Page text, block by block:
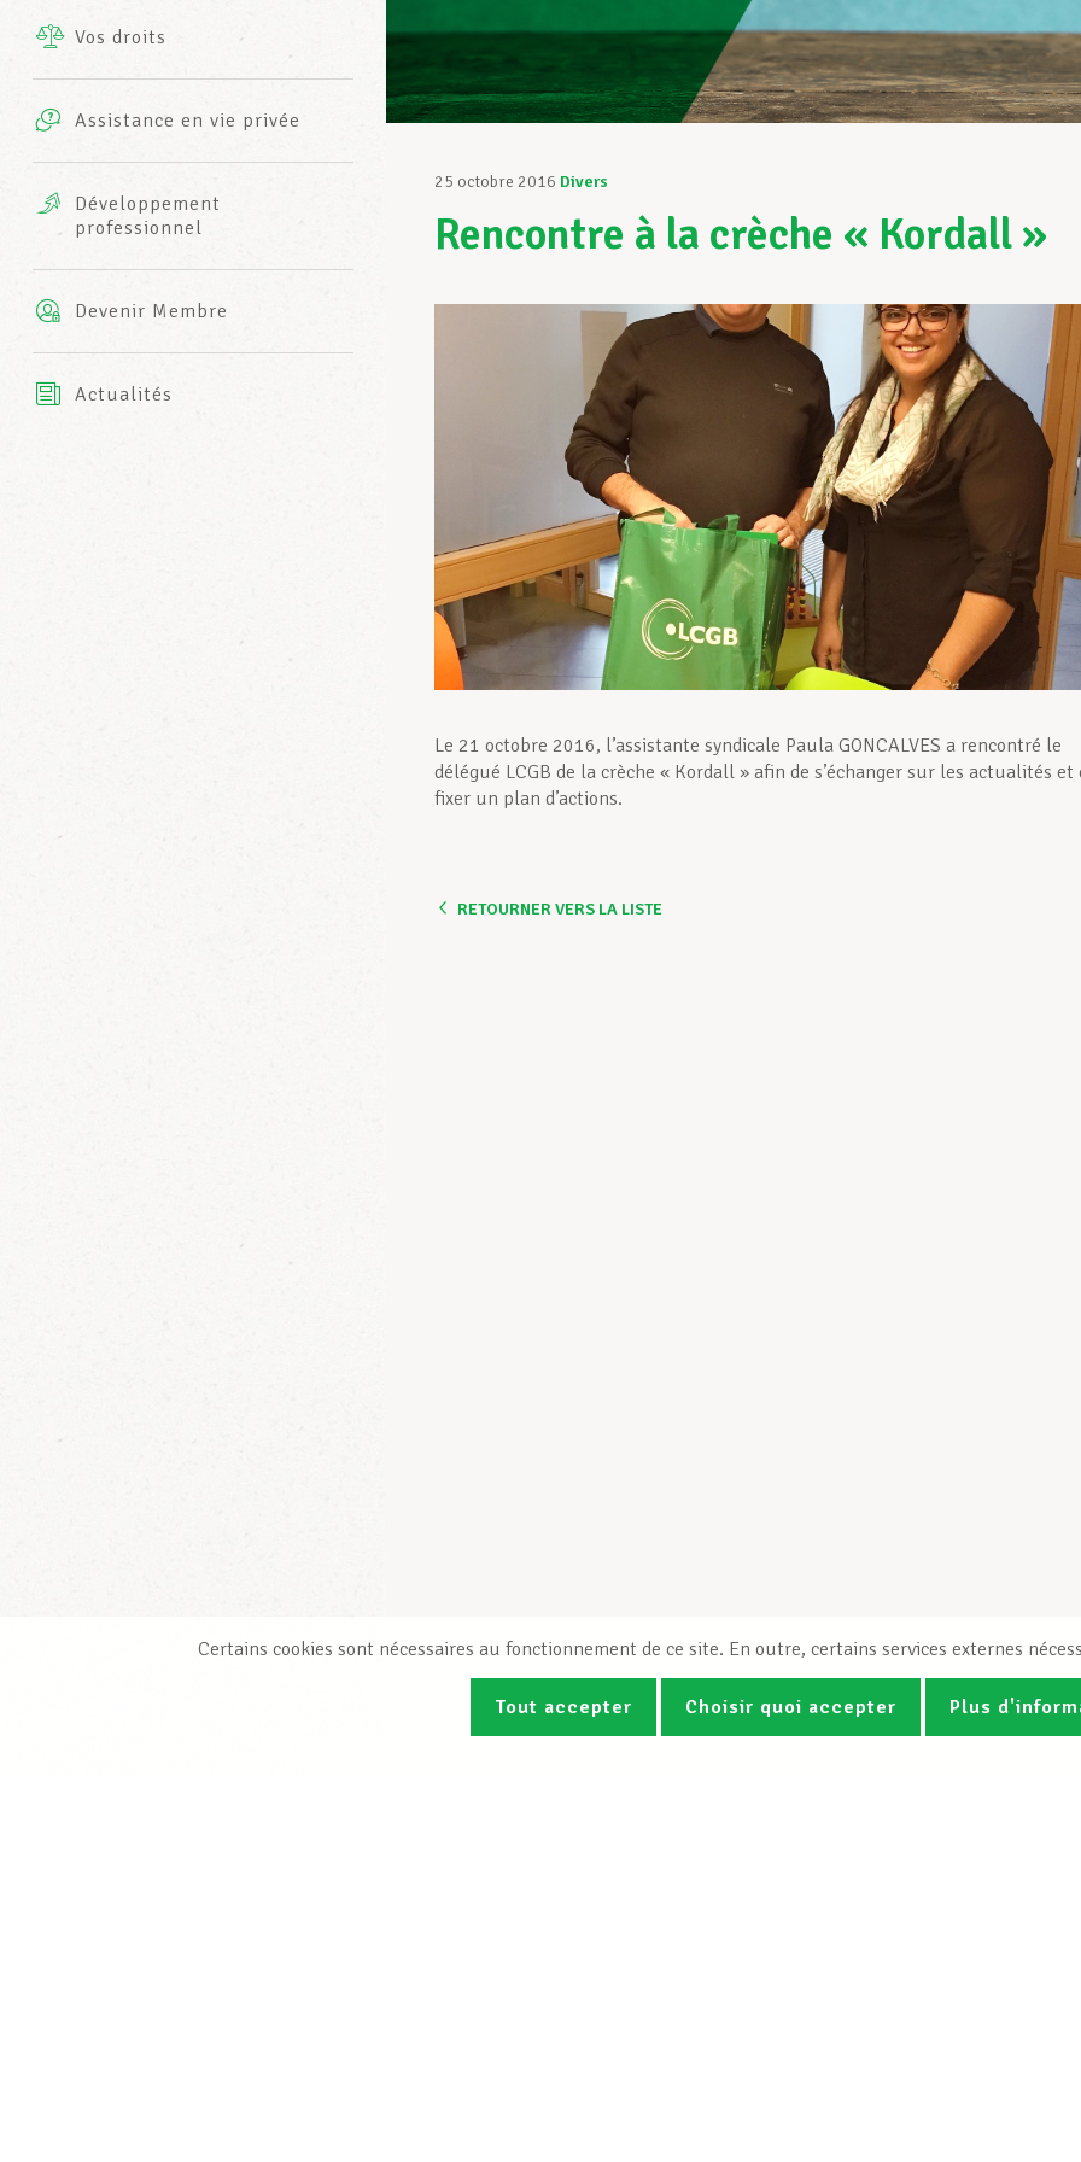
INFO-CENTER
Vos droits
Assistance en vie privée
complémentaires
AXA
Développement
professionnel
Devenir Membre
Actualités
25 octobre 2016 Divers
Rencontre à la crèche « Kordall »
Le 21 octobre 2016, l’assistante syndicale Paula GONCALVES a rencontré le
délégué LCGB de la crèche « Kordall » afin de s’échanger sur les actualités et
fixer un plan d’actions.
RETOURNER VERS LA LISTE
Certains cookies sont nécessaires au fonctionnement de ce site. En outre, certains services externes
Tout accepter Choisir quoi accepter Plus